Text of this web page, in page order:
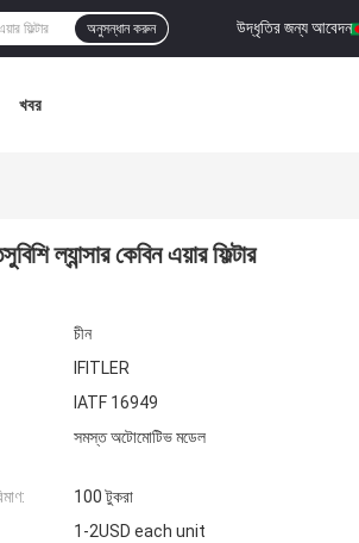
উদ্ধৃতির জন্য আবেদন
অনুসন্ধান করুন
খবর
ল্যান্সার কেবিন এয়ার ফিল্টার
চীন
IFITLER
IATF 16949
সমস্ত অটোমোটিভ মডেল
100 টুকরা
1-2USD each unit